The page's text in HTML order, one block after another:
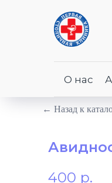
О нас
← Назад к
400 р.